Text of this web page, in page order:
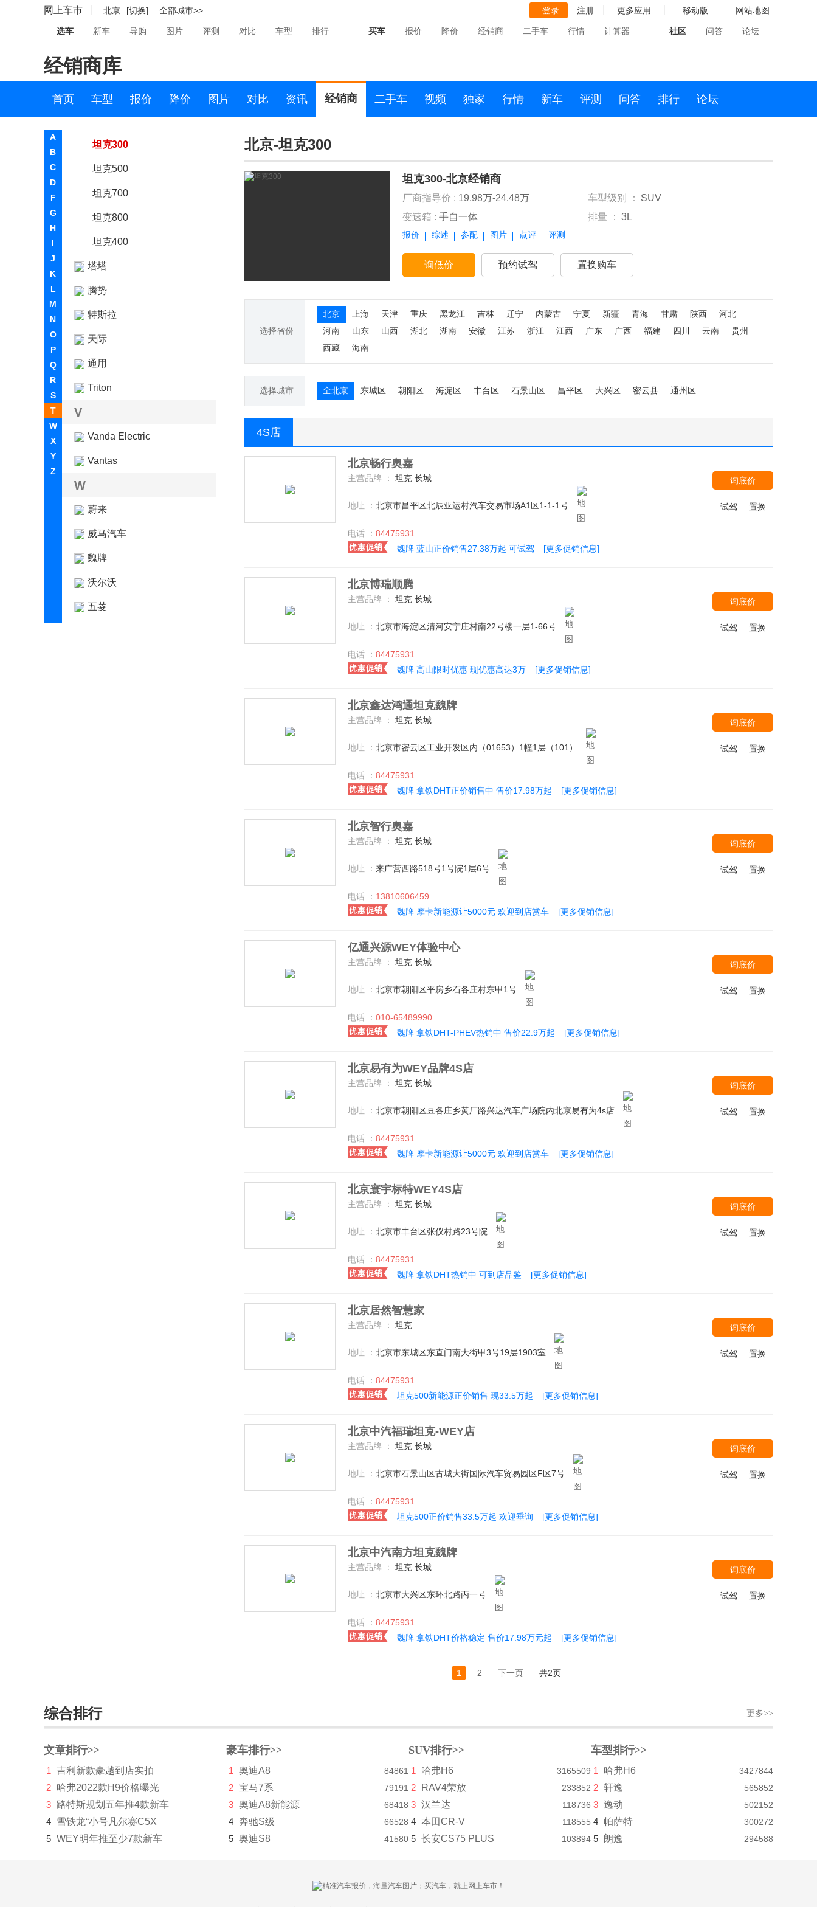
网上车市 北京 [切换] 全部城市>> 登录 注册 更多应用 移动版 网站地图
选车 新车 导购 图片 评测 对比 车型 排行 买车 报价 降价 经销商 二手车 行情 计算器 社区 问答 论坛
经销商库
首页 车型 报价 降价 图片 对比 资讯 经销商 二手车 视频 独家 行情 新车 评测 问答 排行 论坛
A
B
C
D
F
G
H
I
J
K
L
M
N
O
P
Q
R
S
T
W
X
Y
Z
坦克
坦克
坦克500新能源
坦克300
坦克500
坦克700
坦克800
坦克400
塔塔
腾势
特斯拉
天际
通用
Triton
V
Vanda Electric
Vantas
W
蔚来
威马汽车
魏牌
沃尔沃
五菱
北京-坦克300
坦克300-北京经销商
厂商指导价 : 19.98万-24.48万 车型级别 ：
SUV
变速箱 : 手自一体 排量 ： 3L
报价 综述 参配 图片 点评 评测
询低价 预约试驾 置换购车
选择省份
北京 上海 天津 重庆 黑龙江 吉林 辽宁 内蒙古 宁夏 新疆 青海 甘肃 陕西
河北
河南
山东 山西 湖北 湖南 安徽 江苏 浙江 江西 广东 广西 福建 四川 云南
贵州
西藏
海南
选择城市 全北京 东城区 朝阳区 海淀区 丰台区 石景山区 昌平区 大兴区 密云县 通州区
4S店
北京畅行奥嘉
主营品牌 ： 坦克 长城
地址 ： 北京市昌平区北辰亚运村汽车交易市场A1区1-1-1号
电话 ： 84475931
魏牌 蓝山正价销售27.38万起 可试驾
[更多促销信息]
询底价
试驾 置换
北京博瑞顺腾
主营品牌 ： 坦克 长城
地址 ： 北京市海淀区清河安宁庄村南22号楼一层1-66号
电话 ： 84475931
魏牌 高山限时优惠 现优惠高达3万
[更多促销信息]
询底价
试驾 置换
北京鑫达鸿通坦克魏牌
主营品牌 ： 坦克 长城
地址 ： 北京市密云区工业开发区内（01653）1幢1层（101）
电话 ： 84475931
魏牌 拿铁DHT正价销售中 售价17.98万起
[更多促销信息]
询底价
试驾 置换
北京智行奥嘉
主营品牌 ： 坦克 长城
地址 ： 来广营西路518号1号院1层6号
电话 ： 13810606459
魏牌 摩卡新能源让5000元 欢迎到店赏车
[更多促销信息]
询底价
试驾 置换
亿通兴源WEY体验中心
主营品牌 ： 坦克 长城
地址 ： 北京市朝阳区平房乡石各庄村东甲1号
电话 ： 010-65489990
魏牌 拿铁DHT-PHEV热销中 售价22.9万起
[更多促销信息]
询底价
试驾 置换
北京易有为WEY品牌4S店
主营品牌 ： 坦克 长城
地址 ： 北京市朝阳区豆各庄乡黄厂路兴达汽车广场院内北京易有为4s店
电话 ： 84475931
魏牌 摩卡新能源让5000元 欢迎到店赏车
[更多促销信息]
询底价
试驾 置换
北京寰宇标特WEY4S店
主营品牌 ： 坦克 长城
地址 ： 北京市丰台区张仪村路23号院
电话 ： 84475931
魏牌 拿铁DHT热销中 可到店品鉴
[更多促销信息]
询底价
试驾 置换
北京居然智慧家
主营品牌 ： 坦克
地址 ： 北京市东城区东直门南大街甲3号19层1903室
电话 ： 84475931
坦克500新能源正价销售 现33.5万起
[更多促销信息]
询底价
试驾 置换
北京中汽福瑞坦克-WEY店
主营品牌 ： 坦克 长城
地址 ： 北京市石景山区古城大街国际汽车贸易园区F区7号
电话 ： 84475931
坦克500正价销售33.5万起 欢迎垂询
[更多促销信息]
询底价
试驾 置换
北京中汽南方坦克魏牌
主营品牌 ： 坦克 长城
地址 ： 北京市大兴区东环北路丙一号
电话 ： 84475931
魏牌 拿铁DHT价格稳定 售价17.98万元起
[更多促销信息]
询底价
试驾 置换
1 2 下一页 共2页
综合排行 更多>>
文章排行>>
1
吉利新款豪越到店实拍
2 哈弗2022款H9价格曝光
3 路特斯规划五年推4款新车
4 雪铁龙“小号凡尔赛C5X
5 WEY明年推至少7款新车
豪车排行>>
1 奥迪A8 84861
2 宝马7系 79191
3 奥迪A8新能源 68418
4 奔驰S级 66528
5 奥迪S8 41580
SUV排行>>
1 哈弗H6 3165509
2 RAV4荣放 233852
3 汉兰达 118736
4 本田CR-V 118555
5 长安CS75 PLUS 103894
车型排行>>
1 哈弗H6 3427844
2 轩逸 565852
3 逸动 502152
4 帕萨特 300272
5 朗逸 294588